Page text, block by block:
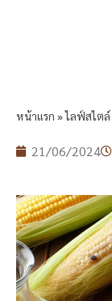
หน้าแรก »ไลฟ์สไตล์
21/06/2024